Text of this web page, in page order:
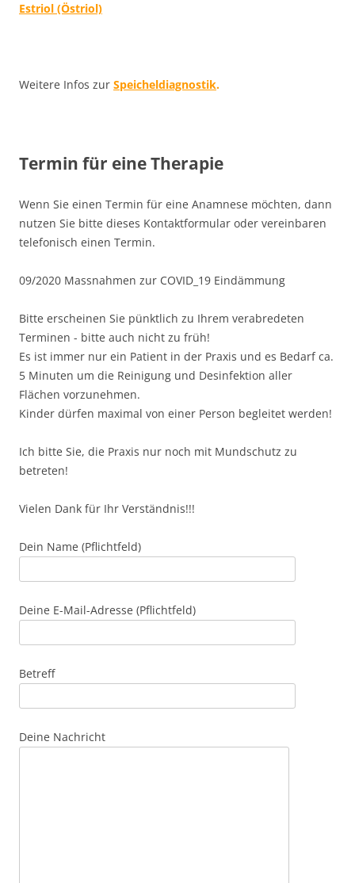
Estriol (Östriol)
Weitere Infos zur Speicheldiagnostik.
Termin für eine Therapie
Wenn Sie einen Termin für eine Anamnese möchten, dann
nutzen Sie bitte dieses Kontaktformular oder vereinbaren
telefonisch einen Termin.
09/2020 Massnahmen zur COVID_19 Eindämmung
Bitte erscheinen Sie pünktlich zu Ihrem verabredeten
Terminen - bitte auch nicht zu früh!
Es ist immer nur ein Patient in der Praxis und es Bedarf ca.
5 Minuten um die Reinigung und Desinfektion aller
Flächen vorzunehmen.
Kinder dürfen maximal von einer Person begleitet werden!
Ich bitte Sie, die Praxis nur noch mit Mundschutz zu
betreten!
Vielen Dank für Ihr Verständnis!!!
Dein Name (Pflichtfeld)
Deine E-Mail-Adresse (Pflichtfeld)
Betreff
Deine Nachricht